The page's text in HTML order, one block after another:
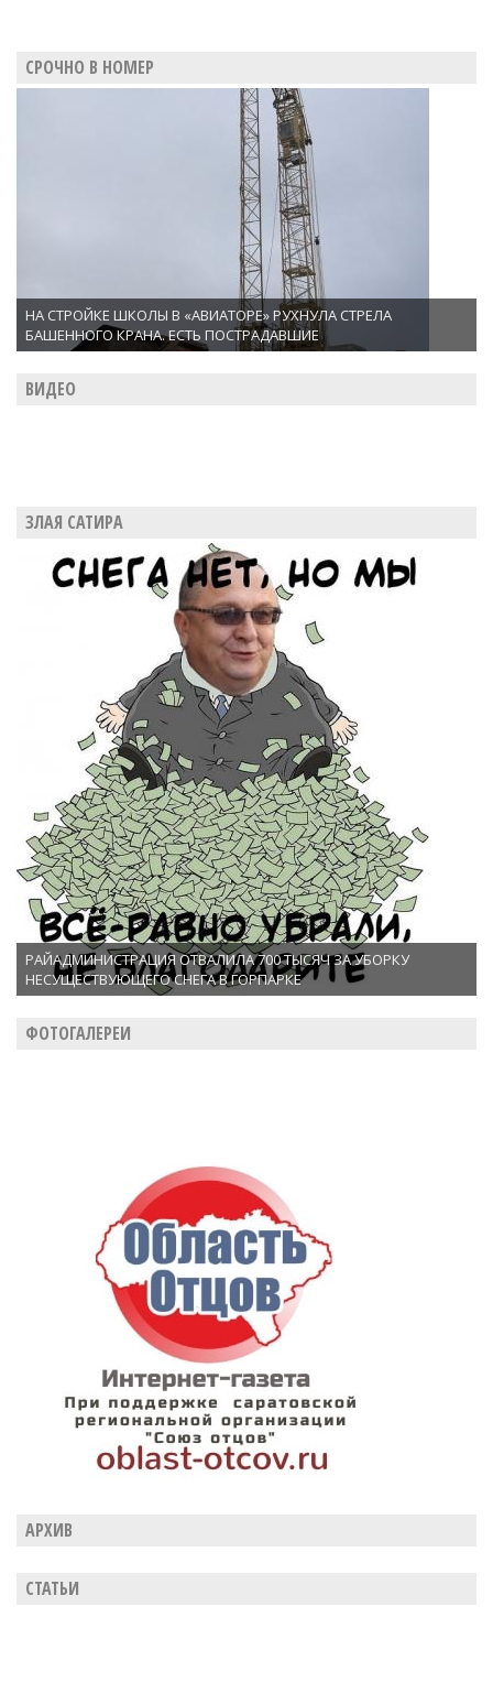
СРОЧНО В НОМЕР
НА СТРОЙКЕ ШКОЛЫ В «АВИАТОРЕ» РУХНУЛА СТРЕЛА
БАШЕННОГО КРАНА. ЕСТЬ ПОСТРАДАВШИЕ
ВИДЕО
ЗЛАЯ САТИРА
РАЙАДМИНИСТРАЦИЯ ОТВАЛИЛА 700 ТЫСЯЧ ЗА УБОРКУ
НЕСУЩЕСТВУЮЩЕГО СНЕГА В ГОРПАРКЕ
ФОТОГАЛЕРЕИ
АРХИВ
СТАТЬИ